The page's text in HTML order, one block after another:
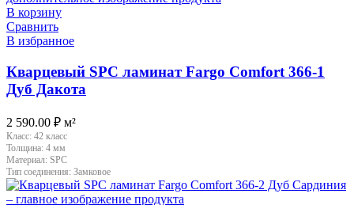
В корзину
Сравнить
В избранное
Кварцевый SPC ламинат Fargo Comfort 366-1
Дуб Дакота
2 590.00 ₽ м²
Класс: 42 класс
Толщина: 4 мм
Материал: SPC
Тип соединения: Замковое